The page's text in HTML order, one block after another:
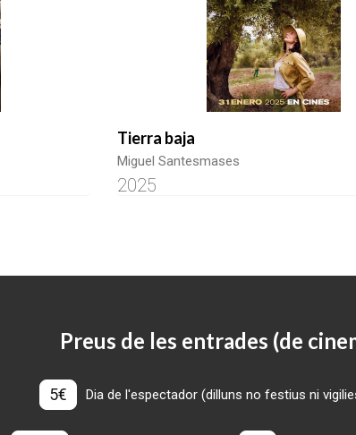
Tierra baja
Miguel Santesmases
2025
Preus de les entrades (de
5€ Dia de l'espectador (dilluns no festius ni